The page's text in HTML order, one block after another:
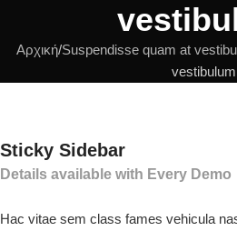
Αρχική Suspendisse quam at
vestibulum
Sticky Sidebar
Details available with Every Demo
Hac vitae sem class fames vehicula